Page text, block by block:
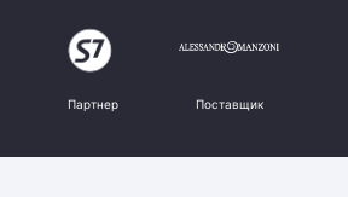
Партнер Поставщик